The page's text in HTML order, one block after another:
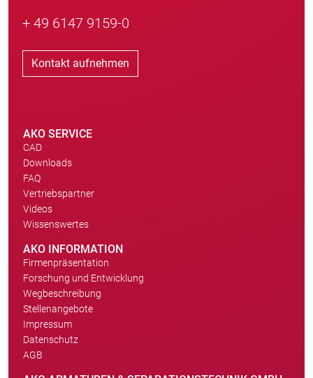
+ 49 6147 9159-0
Kontakt aufnehmen
AKO SERVICE
CAD
Downloads
FAQ
Vertriebspartner
Videos
Wissenswertes
AKO INFORMATION
Firmenpräsentation
Forschung und Entwicklung
Wegbeschreibung
Stellenangebote
Impressum
Datenschutz
AGB